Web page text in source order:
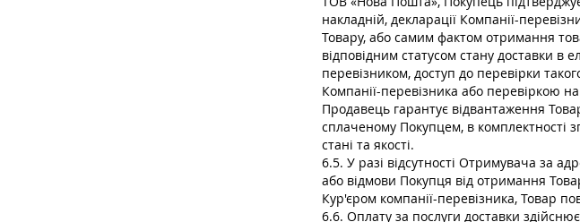
накладній, декларації Компанії-
Товару, або самим фактом отримання
відповідним статусом стану доставки в
перевізником, доступ до перевірки
Компанії-перевізника або перевіркою
Продавець гарантує відвантаження
сплаченому Покупцем, в комплектності
стані та якості.
6.5. У разі відсутності Отримувача за
або відмови Покупця від отримання
Кур'єром компанії-перевізника, Товар
6.6. Оплату за послуги доставки